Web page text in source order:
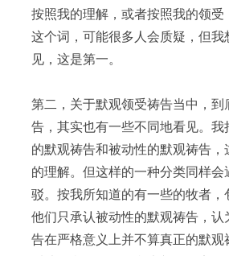
按照我的理解，或者按照我的领受
这个词，可能很多人会质疑，但我
见，这是第一。
第二，关于默观领受祷告当中，到
告，其实也有一些不同地看见。我
的默观祷告和被动性的默观祷告
的理解。但这样的一种分类同样会
驳。按我所知道的有一些的牧者，
他们只承认被动性的默观祷告，认
告在严格意义上并不算真正的默观